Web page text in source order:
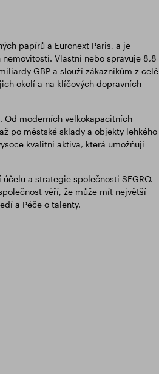
papírů a Euronext Paris, a je
Vlastní nebo spravuje 8,8
GBP a slouží zákazníkům z celé
okolí a na klíčových dopravních
Od moderních velkokapacitních
po městské sklady a objekty lehkého
kvalitní aktiva, která umožňují
a strategie společnosti SEGRO.
věří, že může mít největší
a Péče o talenty.